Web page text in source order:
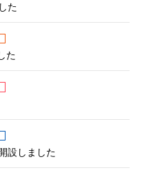
た
た
設しました